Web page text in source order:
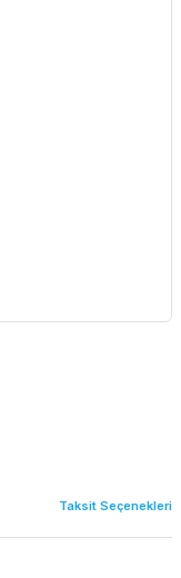
Taksit Seçenekleri